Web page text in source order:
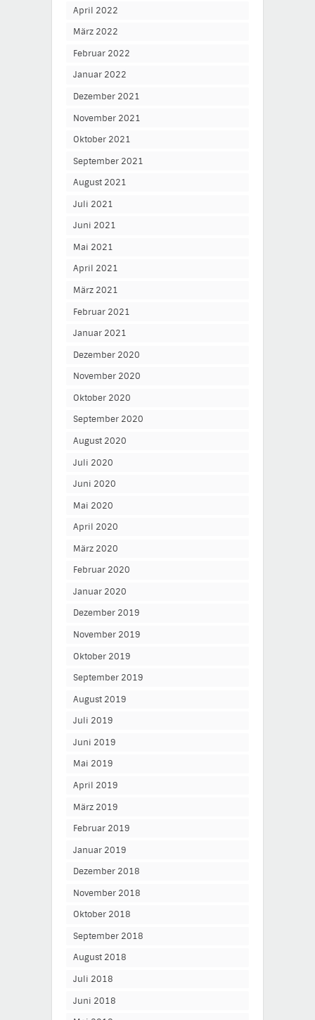
April 2022
März 2022
Februar 2022
Januar 2022
Dezember 2021
November 2021
Oktober 2021
September 2021
August 2021
Juli 2021
Juni 2021
Mai 2021
April 2021
März 2021
Februar 2021
Januar 2021
Dezember 2020
November 2020
Oktober 2020
September 2020
August 2020
Juli 2020
Juni 2020
Mai 2020
April 2020
März 2020
Februar 2020
Januar 2020
Dezember 2019
November 2019
Oktober 2019
September 2019
August 2019
Juli 2019
Juni 2019
Mai 2019
April 2019
März 2019
Februar 2019
Januar 2019
Dezember 2018
November 2018
Oktober 2018
September 2018
August 2018
Juli 2018
Juni 2018